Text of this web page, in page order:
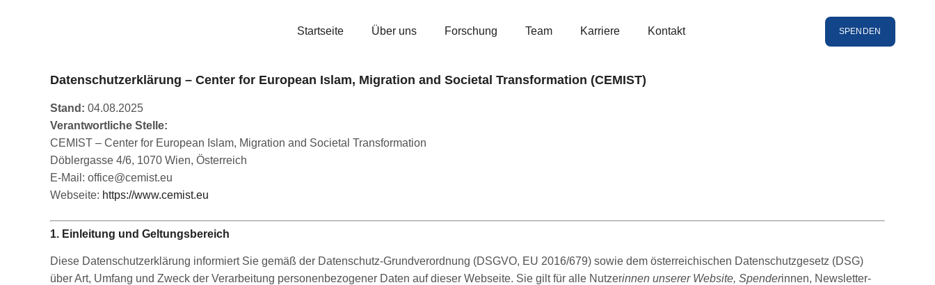
Startseite Über uns Forschung Team Karriere Kontakt SPENDEN
Datenschutzerklärung – Center for European Islam, Migration and Societal Transformation (CEMIST)
Stand: 04.08.2025
Verantwortliche Stelle:
CEMIST – Center for European Islam, Migration and Societal Transformation
Döblergasse 4/6, 1070 Wien, Österreich
E-Mail: office@cemist.eu
Webseite: https://www.cemist.eu
1. Einleitung und Geltungsbereich
Diese Datenschutzerklärung informiert Sie gemäß der Datenschutz-Grundverordnung (DSGVO, EU 2016/679) sowie dem österreichischen Datenschutzgesetz (DSG)
über Art, Umfang und Zweck der Verarbeitung personenbezogener Daten auf dieser Webseite. Sie gilt für alle Nutzerinnen unserer Website, Spenderinnen, Newsletter-